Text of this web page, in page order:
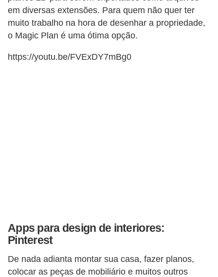
em diversas extensões. Para quem não quer ter
muito trabalho na hora de desenhar a propriedade,
o Magic Plan é uma ótima opção.
https://youtu.be/FVExDY7mBg0
Apps para design de interiores:
Pinterest
De nada adianta montar sua casa, fazer planos,
colocar as peças de mobiliário e muitos outros
c
o
d